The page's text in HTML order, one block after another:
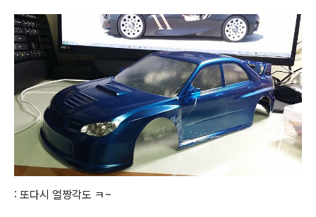
: 또다시 얼짱각도 ㅋ~